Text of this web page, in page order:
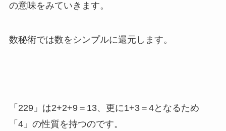
の意味をみていきます。
数秘術では数をシンプルに還元します。
「229」は2+2+9＝13、更に1+3＝4となるため
「4」の性質を持つのです。